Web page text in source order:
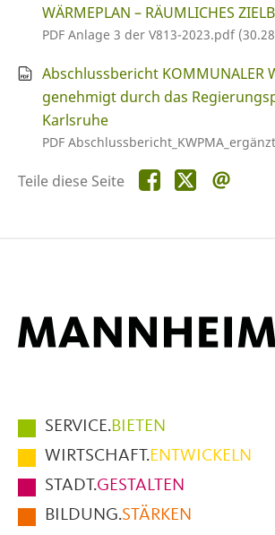
WÄRMEPLAN – RÄUMLICHES
PDF Anlage 3 der V813-2023.pdf
Abschlussbericht KOMMUNALER
genehmigt durch das
Karlsruhe
PDF
Teile diese Seite Teile
diese
Teile
diese
Hauptmenüpunkte
im
Fußbereich
der
Seite
SERVICE.BIETEN
WIRTSCHAFT.ENTWICKELN
STADT.GESTALTEN
BILDUNG.STÄRKEN